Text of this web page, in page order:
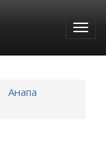
Анапа